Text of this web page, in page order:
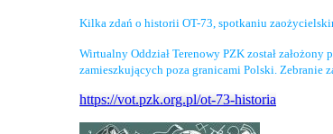
Kilka zdań o historii OT-73, spotkaniu
Wirtualny Oddział Terenowy PZK został
zamieszkujących poza granicami Polski. Zebranie
https://vot.pzk.org.pl/ot-73-historia